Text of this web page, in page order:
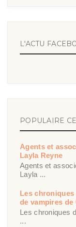
L'ACTU
POPULAIRE
Agents et
Layla Reyne
Agents et
Layla ...
Les chroniques
de vampires de
Les chroniques
...